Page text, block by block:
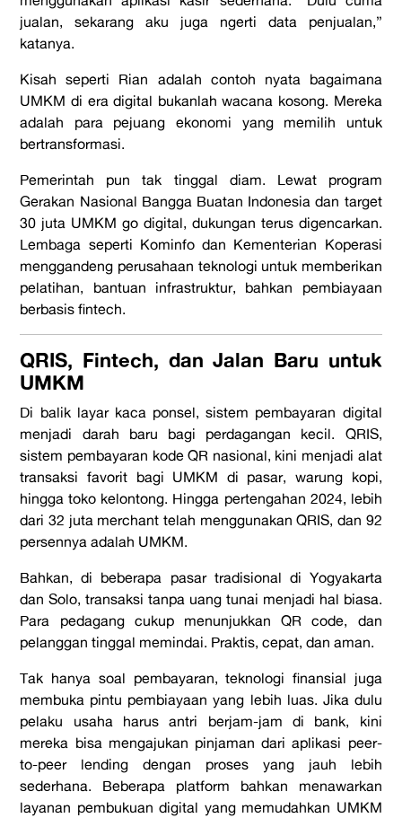
jualan, sekarang aku juga ngerti data penjualan,”
katanya.
Kisah seperti Rian adalah contoh nyata bagaimana
UMKM di era digital bukanlah wacana kosong. Mereka
adalah para pejuang ekonomi yang memilih untuk
bertransformasi.
Pemerintah pun tak tinggal diam. Lewat program
Gerakan Nasional Bangga Buatan Indonesia dan target
30 juta UMKM go digital, dukungan terus digencarkan.
Lembaga seperti Kominfo dan Kementerian Koperasi
menggandeng perusahaan teknologi untuk memberikan
pelatihan, bantuan infrastruktur, bahkan pembiayaan
berbasis fintech.
QRIS, Fintech, dan Jalan Baru untuk
UMKM
Di balik layar kaca ponsel, sistem pembayaran digital
menjadi darah baru bagi perdagangan kecil. QRIS,
sistem pembayaran kode QR nasional, kini menjadi alat
transaksi favorit bagi UMKM di pasar, warung kopi,
hingga toko kelontong. Hingga pertengahan 2024, lebih
dari 32 juta merchant telah menggunakan QRIS, dan 92
persennya adalah UMKM.
Bahkan, di beberapa pasar tradisional di Yogyakarta
dan Solo, transaksi tanpa uang tunai menjadi hal biasa.
Para pedagang cukup menunjukkan QR code, dan
pelanggan tinggal memindai. Praktis, cepat, dan aman.
Tak hanya soal pembayaran, teknologi finansial juga
membuka pintu pembiayaan yang lebih luas. Jika dulu
pelaku usaha harus antri berjam-jam di bank, kini
mereka bisa mengajukan pinjaman dari aplikasi peer-
to-peer lending dengan proses yang jauh lebih
sederhana. Beberapa platform bahkan menawarkan
layanan pembukuan digital yang memudahkan UMKM